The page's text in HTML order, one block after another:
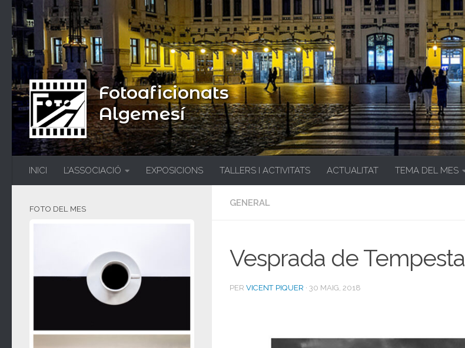
Fotoaficionats
Algemesí
INICI L’ASSOCIACIÓ EXPOSICIONS TALLERS I ACTIVITATS ACTUALITAT TEMA DEL MES
GENERAL
Vesprada de Tempesta
PER VICENT PIQUER · 30 MAIG, 2018
FOTO DEL MES